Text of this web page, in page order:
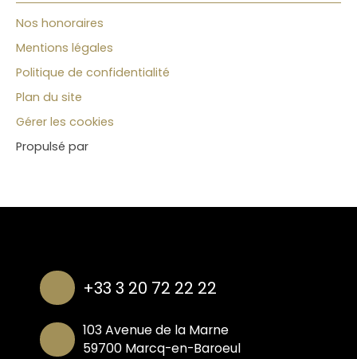
Nos honoraires
Mentions légales
Politique de confidentialité
Plan du site
Gérer les cookies
Propulsé par
+33 3 20 72 22 22
103 Avenue de la Marne
59700 Marcq-en-Baroeul